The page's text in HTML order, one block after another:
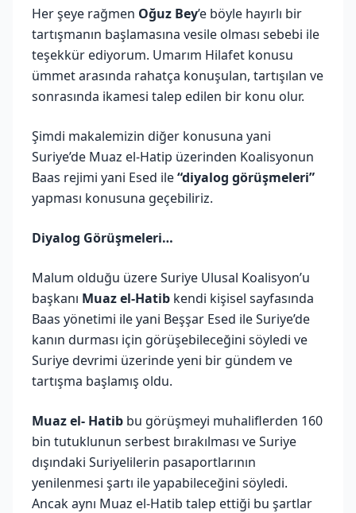
Her şeye rağmen Oğuz Bey’e böyle hayırlı bir
tartışmanın başlamasına vesile olması sebebi ile
teşekkür ediyorum. Umarım Hilafet konusu
ümmet arasında rahatça konuşulan, tartışılan ve
sonrasında ikamesi talep edilen bir konu olur.
Şimdi makalemizin diğer konusuna yani
Suriye’de Muaz el-Hatip üzerinden Koalisyonun
Baas rejimi yani Esed ile“diyalog görüşmeleri”
yapması konusuna geçebiliriz.
Diyalog Görüşmeleri…
Malum olduğu üzere Suriye Ulusal Koalisyon’u
başkanı Muaz el-Hatib kendi kişisel sayfasında
Baas yönetimi ile yani Beşşar Esed ile Suriye’de
kanın durması için görüşebileceğini söyledi ve
Suriye devrimi üzerinde yeni bir gündem ve
tartışma başlamış oldu.
Muaz el- Hatib bu görüşmeyi muhaliflerden 160
bin tutuklunun serbest bırakılması ve Suriye
dışındaki Suriyelilerin pasaportlarının
yenilenmesi şartı ile yapabileceğini söyledi.
Ancak aynı Muaz el-Hatib talep ettiği bu şartlar